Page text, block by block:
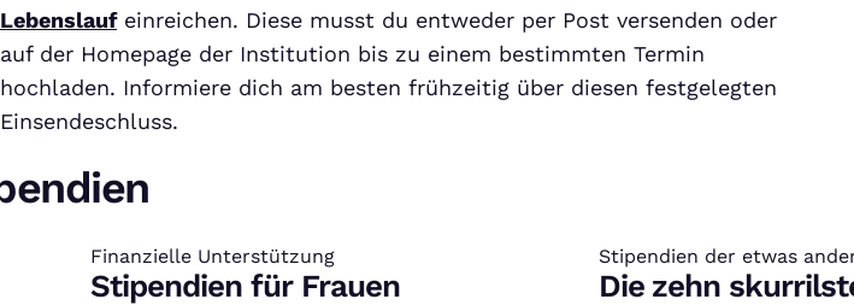
Lebenslaufeinreichen. Diese musst du entweder per Post versenden oder
auf der Homepage der Institution bis zu einem bestimmten Termin
hochladen. Informiere dich am besten frühzeitig über diesen festgelegten
Einsendeschluss.
Finanzielle Unterstützung
:
Stipendien für Frauen
Stipendien der etwas
:
Die zehn